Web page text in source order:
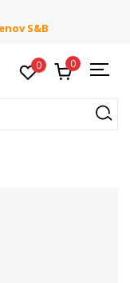
S&B
0 0